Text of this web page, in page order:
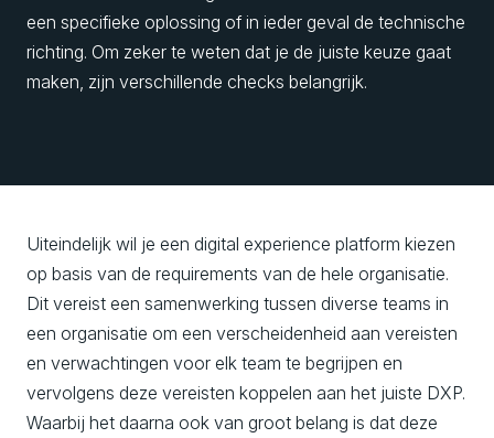
een specifieke oplossing of in ieder geval de technische
richting. Om zeker te weten dat je de juiste keuze gaat
maken, zijn verschillende checks belangrijk.
Uiteindelijk wil je een digital experience platform kiezen
op basis van de requirements van de hele organisatie.
Dit vereist een samenwerking tussen diverse teams in
een organisatie om een verscheidenheid aan vereisten
en verwachtingen voor elk team te begrijpen en
vervolgens deze vereisten koppelen aan het juiste DXP.
Waarbij het daarna ook van groot belang is dat deze